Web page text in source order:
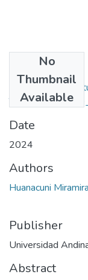
No
Thumbnail
Available
Grado de
Date
2024
Authors
Huanacuni
Publisher
Universidad
Abstract